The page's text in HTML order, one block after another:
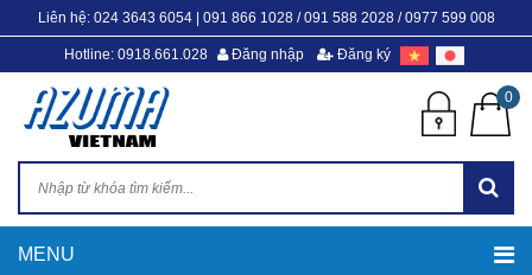
Liên hệ: 024 3643 6054| 091 866 1028 / 091 588 2028 / 0977 599 008
Hotline: 0918.661.028 Đăng nhập Đăng ký
0